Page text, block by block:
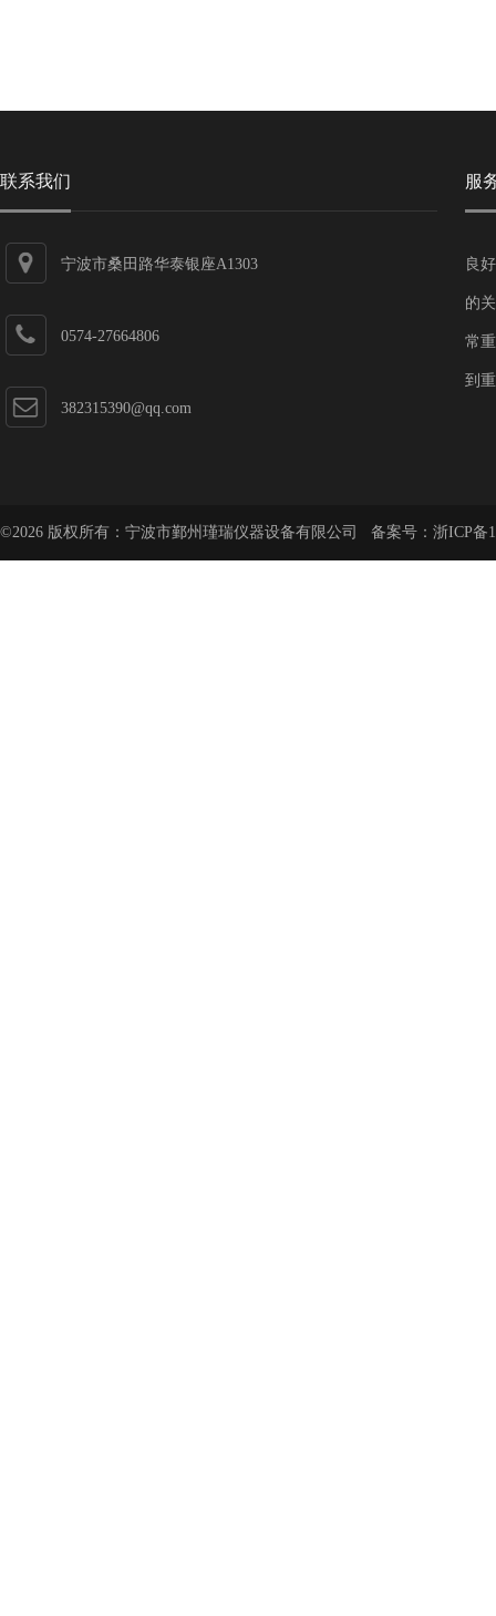
联系我们
宁波市桑田路华泰银座A1303
0574-27664806
382315390@qq.com
服
良
的
常
到
©2026 版权所有：宁波市鄞州瑾瑞仪器设备有限公司 备案号： 浙ICP备